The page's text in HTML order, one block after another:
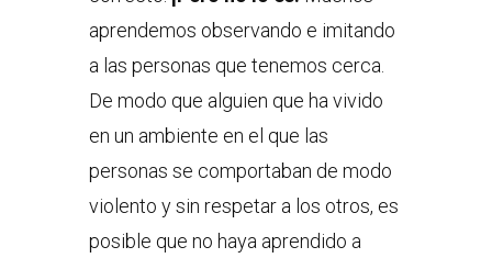
aprendemos observando e imitando
a las personas que tenemos cerca.
De modo que alguien que ha vivido
en un ambiente en el que las
personas se comportaban de modo
violento y sin respetar a los otros, es
posible que no haya aprendido a